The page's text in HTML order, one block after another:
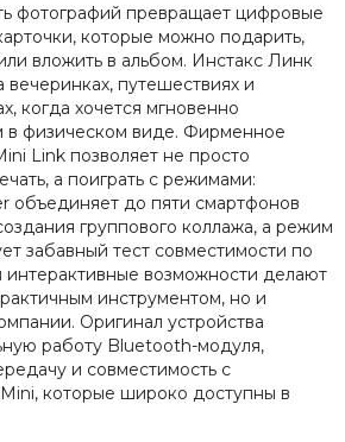
фотографий превращает цифровые
которые можно подарить,
вложить в альбом. Инстакс Линк
путешествиях и
когда хочется мгновенно
в физическом виде. Фирменное
Link позволяет не просто
а поиграть с режимами:
объединяет до пяти смартфонов
группового коллажа, а режим
забавный тест совместимости по
интерактивные возможности делают
инструментом, но и
Оригинал устройства
работу Bluetooth-модуля,
и совместимость с
которые широко доступны в